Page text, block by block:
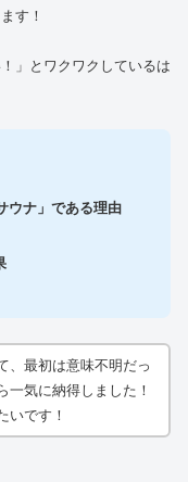
す！
」とワクワクしているは
ウナ」である理由
、最初は意味不明だっ
一気に納得しました！
いです！